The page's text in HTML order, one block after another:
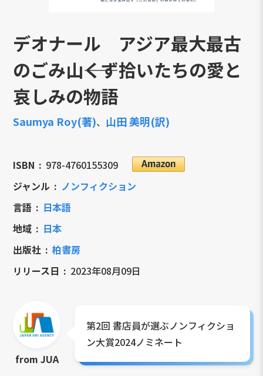
デオナール アジア最大最古
のごみ山――くず拾いたちの愛と
哀しみの物語
Saumya Roy(著)、 山田 美明(訳)
ISBN
978-4760155309
ジャンル
ノンフィクション
言語
日本語
地域
日本
出版社
柏書房
リリース日
2023年08月09日
from JUA
第2回 書店員が選ぶノンフィクショ
ン大賞2024ノミネート